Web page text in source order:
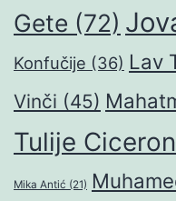
Gete (72)
Konfučije (36) Lav
Vinči (45)
Tulije Ciceron
Mika Antić (21)